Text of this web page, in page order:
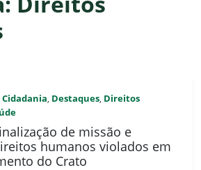
Cidadania, Destaques, Direitos
de missão e
humanos violados em
do Crato